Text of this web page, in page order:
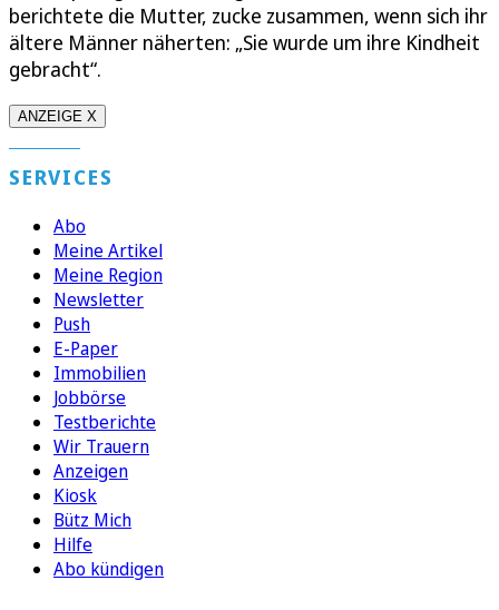
berichtete die Mutter, zucke zusammen, wenn sich ihr
ältere Männer näherten: „Sie wurde um ihre Kindheit
gebracht“.
ANZEIGE X
SERVICES
Abo
Meine Artikel
Meine Region
Newsletter
Push
E-Paper
Immobilien
Jobbörse
Testberichte
Wir Trauern
Anzeigen
Kiosk
Bütz Mich
Hilfe
Abo kündigen